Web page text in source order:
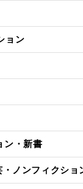
ョン
ン・新書
ノンフィクショ